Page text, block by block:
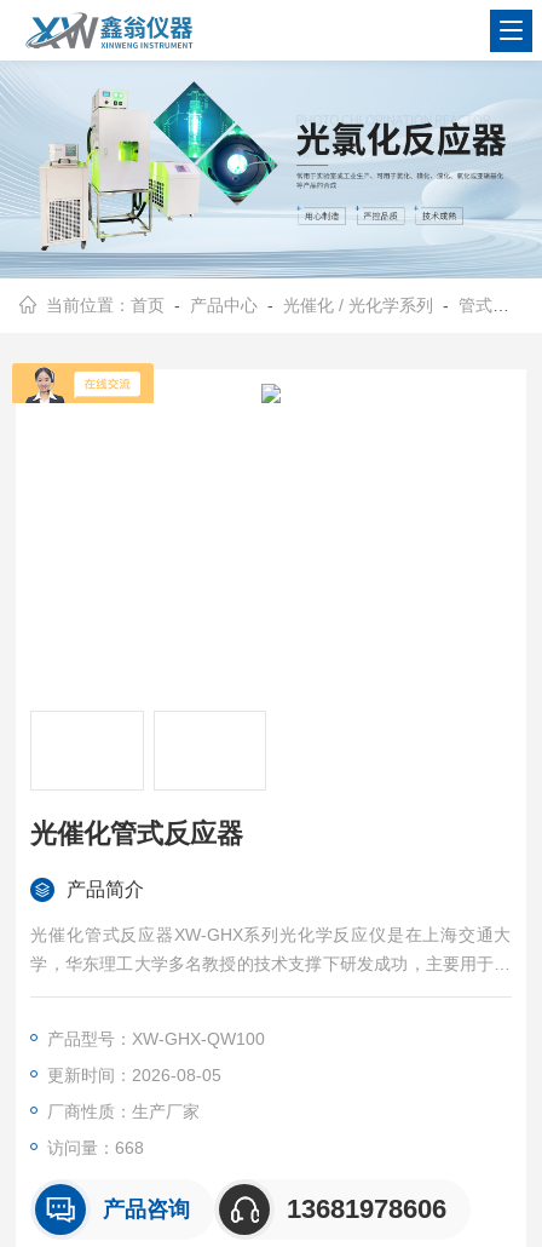
查看更多
当前位置：首页 - 产品中心 -光催化 / 光化学系列 -管式反应器
光催化管式反应器
产品简介
光催化管式反应器XW-GHX系列光化学反应仪是在上海交通大
学，华东理工大学多名教授的技术支撑下研发成功，主要用于研
究气相或液相介质、固定或流动体系、紫外光或模拟可见光照、
有提供分析反应产物和自由基的样品，测定反应动力学常数，测
定量子产率等功能，广泛应用化学合成、环境保护以及生命科学
等研究领域。
产品型号：XW-GHX-QW100
更新时间：2026-08-05
厂商性质：生产厂家
访问量：668
产品咨询 13681978606